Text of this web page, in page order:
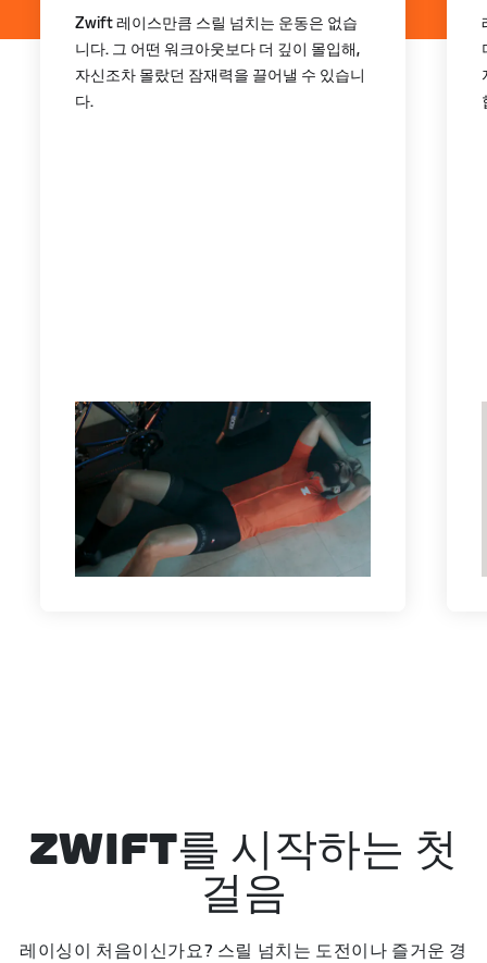
Zwift 레이스만큼 스릴 넘치는 운동은 없습
니다. 그 어떤 워크아웃보다 더 깊이 몰입해,
자신조차 몰랐던 잠재력을 끌어낼 수 있습니
다.
ZWIFT를 시작하는 첫
걸음
레이싱이 처음이신가요? 스릴 넘치는 도전이나 즐거운 경